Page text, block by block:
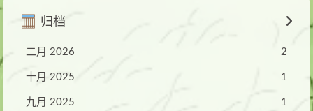
归档
二月 2026 2
十月 2025 1
九月 2025 1